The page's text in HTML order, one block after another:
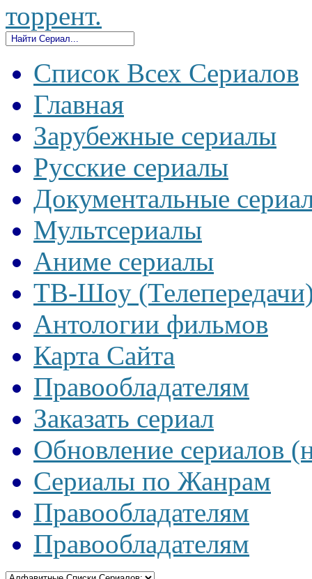
торрент.
Список Всех Сериалов
Главная
Зарубежные сериалы
Русские сериалы
Документальные
Мультсериалы
Аниме сериалы
ТВ-Шоу
Антологии фильмов
Карта Сайта
Правообладателям
Заказать сериал
Обновление сериалов
Сериалы по Жанрам
Правообладателям
Правообладателям